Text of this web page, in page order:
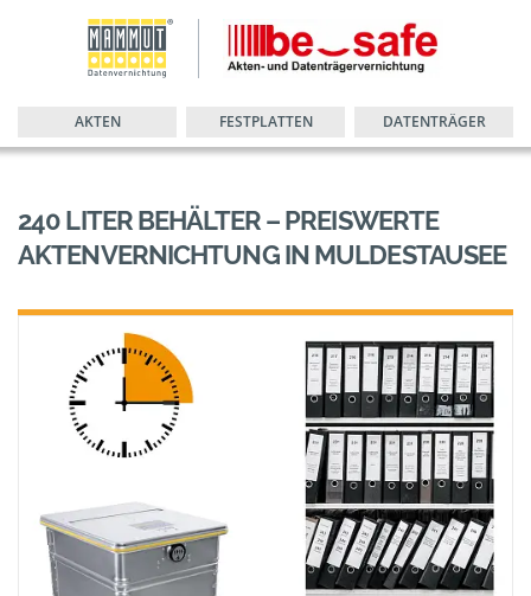
AKTEN FESTPLATTEN DATENTRÄGER
240 LITER BEHÄLTER – PREISWERTE
AKTENVERNICHTUNG IN MULDESTAUSEE